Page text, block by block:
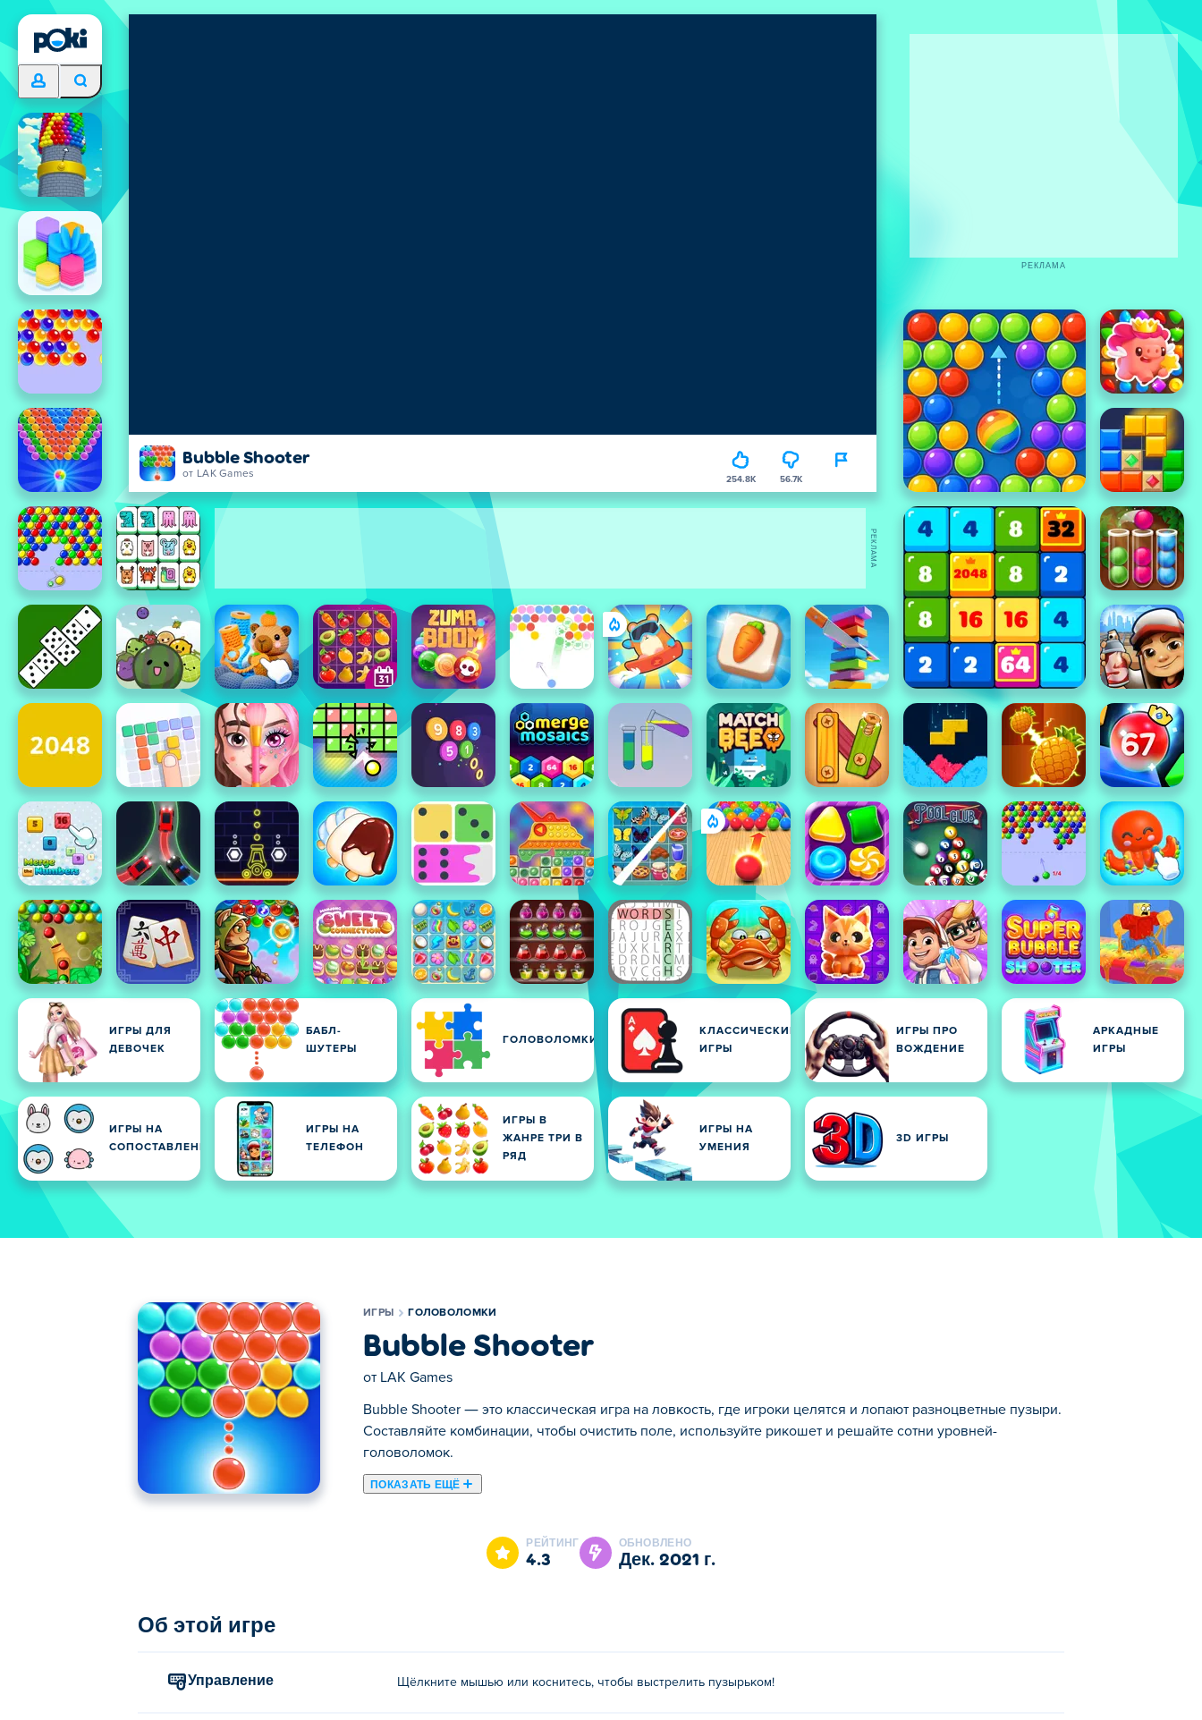
Bubble Shooter
от LAK Games 254.8K 56.7K
ИГРЫ ДЛЯ
ДЕВОЧЕК
БАБЛ-
ШУТЕРЫ
ГОЛОВОЛОМКИ
КЛАССИЧЕСКИЕ
ИГРЫ
ИГРЫ ПРО
ВОЖДЕНИЕ
АРКАДНЫЕ
ИГРЫ
ИГРЫ НА
СОПОСТАВЛЕНИЕ
ИГРЫ НА
ТЕЛЕФОН
ИГРЫ В
ЖАНРЕ ТРИ В
РЯД
ИГРЫ НА
УМЕНИЯ
3D ИГРЫ
РЕКЛАМА
РЕКЛАМА
ИГРЫ ГОЛОВОЛОМКИ
Bubble Shooter
от LAK Games
Bubble Shooter — это классическая игра на ловкость, где игроки целятся и лопают разноцветные пузыри.
Составляйте комбинации, чтобы очистить поле, используйте рикошет и решайте сотни уровней-
головоломок.
ПОКАЗАТЬ ЕЩЁ
Здесь можно сыграть в Bubble Shooter. Bubble Shooter это одна наших лучших игр из категории Головоломки.
РЕЙТИНГ
4.3
ОБНОВЛЕНО
дек. 2021 г.
Об этой игре
Управление Щёлкните мышью или коснитесь, чтобы выстрелить пузырьком!